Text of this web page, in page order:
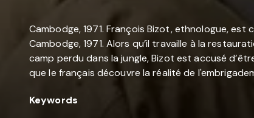
Cambodge, 1971. François Bizot, ethnologue,
Cambodge, 1971. Alors qu’il travaille à la
camp perdu dans la jungle, Bizot est accusé
que le français découvre la réalité de
Keywords